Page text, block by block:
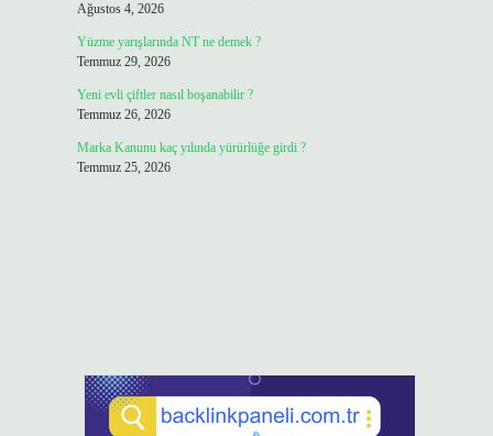
Ağustos 4, 2026
Yüzme yarışlarında NT ne demek ?
Temmuz 29, 2026
Yeni evli çiftler nasıl boşanabilir ?
Temmuz 26, 2026
Marka Kanunu kaç yılında yürürlüğe girdi ?
Temmuz 25, 2026